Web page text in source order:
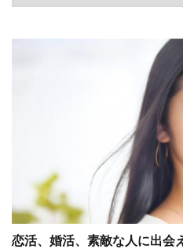
恋活、婚活、素敵な人に出会